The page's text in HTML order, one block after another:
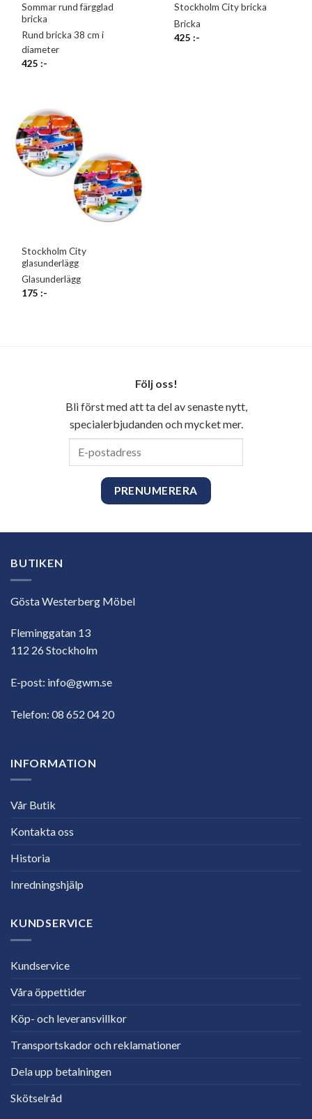
Sommar rund färgglad
bricka
Rund bricka 38 cm i
diameter
425:-
Stockholm City bricka
Bricka
425:-
Stockholm City
glasunderlägg
Glasunderlägg
175:-
Följ oss!
Bli först med att ta del av senaste nytt,
specialerbjudanden och mycket mer.
BUTIKEN
Gösta Westerberg Möbel
Fleminggatan 13
112 26 Stockholm
E-post: info@gwm.se
Telefon: 08 652 04 20
INFORMATION
Vår Butik
Kontakta oss
Historia
Inredningshjälp
KUNDSERVICE
Kundservice
Våra öppettider
Köp- och leveransvillkor
Transportskador och reklamationer
Dela upp betalningen
Skötselråd